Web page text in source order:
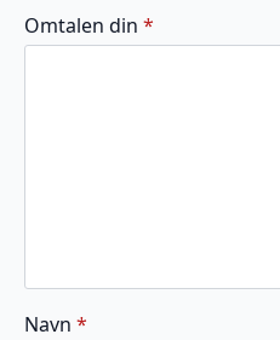
av
5
av
5
av
5
av
5
av
5
Omtalen din *
Navn *